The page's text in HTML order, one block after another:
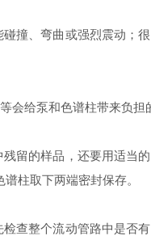
、弯曲或强烈震动；
给泵和色谱柱带来负担
的样品，还要用适当
柱取下两端密封保存。
整个流动管路中是否